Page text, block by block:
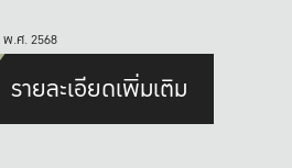
.ศ. 2568
รายละเอียดเพิ่มเติม